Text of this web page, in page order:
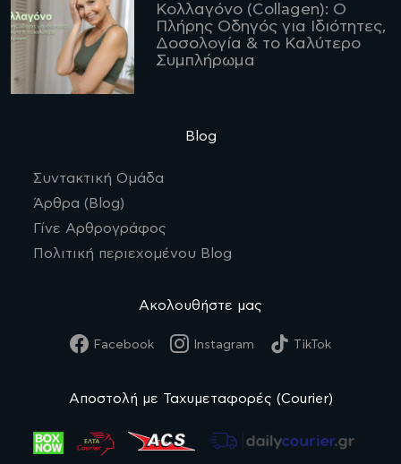
Κολλαγόνο (Collagen): Ο
Πλήρης Οδηγός για Ιδιότητες,
Δοσολογία & το Καλύτερο
Συμπλήρωμα
Blog
Συντακτική Ομάδα
Άρθρα (Blog)
Γίνε Αρθρογράφος
Πολιτική περιεχομένου Blog
Ακολουθήστε μας
Facebook Instagram TikTok
Αποστολή με Ταχυμεταφορές (Courier)